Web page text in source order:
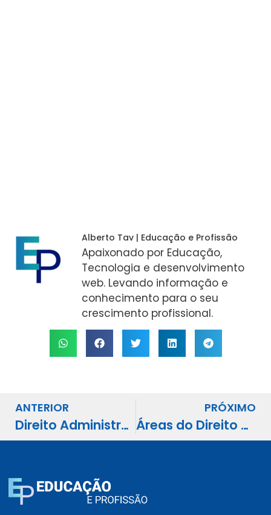
Alberto Tav | Educação e Profissão
Apaixonado por Educação,
Tecnologia e desenvolvimento
web. Levando informação e
conhecimento para o seu
crescimento profissional.
ANTERIOR
Direito Administrativo: O Bloco que Decide Muitas Classificações
PRÓXIMO
Áreas do Direito com Mais Vagas para Iniciantes: 5 Caminhos em Alta